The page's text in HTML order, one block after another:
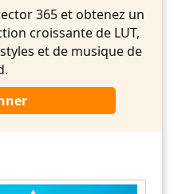
365 et obtenez un
croissante de LUT,
et de musique de